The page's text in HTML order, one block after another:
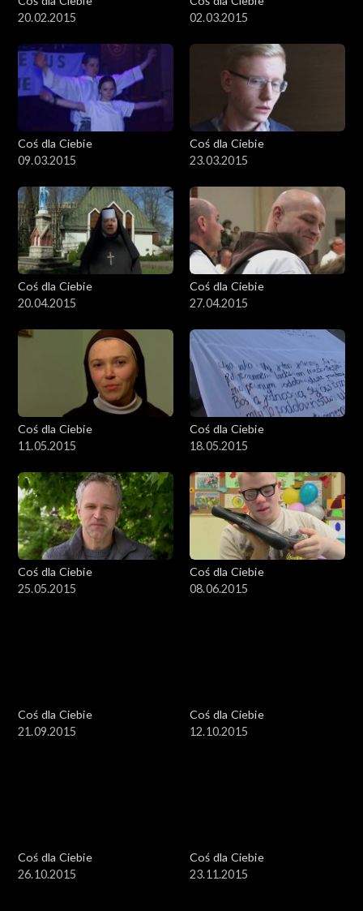
20.02.2015
02.03.2015
Coś dla Ciebie
09.03.2015
Coś dla Ciebie
23.03.2015
Coś dla Ciebie
20.04.2015
Coś dla Ciebie
27.04.2015
Coś dla Ciebie
11.05.2015
Coś dla Ciebie
18.05.2015
Coś dla Ciebie
25.05.2015
Coś dla Ciebie
08.06.2015
Coś dla Ciebie
21.09.2015
Coś dla Ciebie
12.10.2015
Coś dla Ciebie
26.10.2015
Coś dla Ciebie
23.11.2015